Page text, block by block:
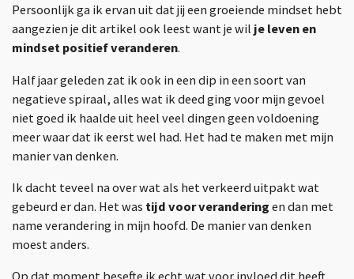
Persoonlijk ga ik ervan uit dat jij een groeiende mindset hebt
aangezien je dit artikel ook leest want je wil je leven en
mindset positief veranderen.
Half jaar geleden zat ik ook in een dip in een soort van
negatieve spiraal, alles wat ik deed ging voor mijn gevoel
niet goed ik haalde uit heel veel dingen geen voldoening
meer waar dat ik eerst wel had. Het had te maken met mijn
manier van denken.
Ik dacht teveel na over wat als het verkeerd uitpakt wat
gebeurd er dan. Het was tijd voor verandering en dan met
name verandering in mijn hoofd. De manier van denken
moest anders.